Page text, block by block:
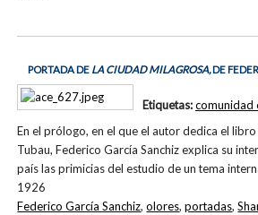
PORTADA DE LA CIUDAD MILAGROSA, DE
En el prólogo, en el que el autor dedica el
Tubau, Federico García Sanchiz explica su
país las primicias del estudio de un tema
1926
Etiquetas:comunidad
Federico García Sanchiz,olores,portadas,